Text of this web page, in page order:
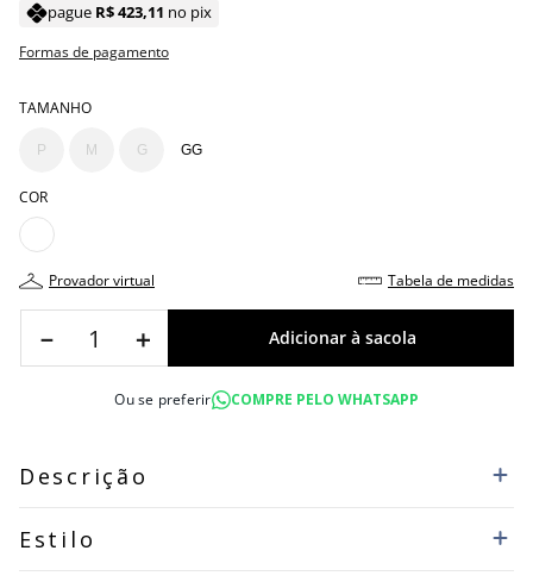
pague R$423,11 no pix
Formas de pagamento
TAMANHO
P M G GG
COR
provador virtual tabela de medidas
＋
－
Ou se preferir COMPRE PELO WHATSAPP
Descrição
Estilo